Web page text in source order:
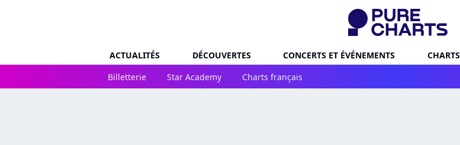
ACTUALITÉS DÉCOUVERTES CONCERTS ET ÉVÉNEMENTS CHARTS
Billetterie
Star Academy Charts français